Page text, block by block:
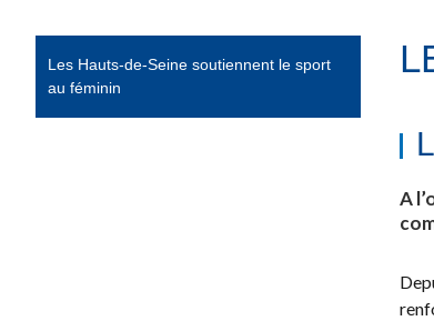
Les Hauts-de-Seine soutiennent le sport
au féminin
A